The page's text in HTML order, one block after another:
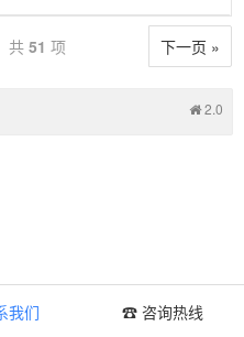
共 51 项 下一页 »
2.0
我们 ☎ 咨询热线